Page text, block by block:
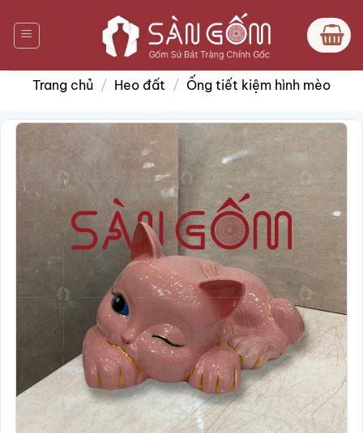
qua
nội
dung
Trang chủ / Heo đất / Ống tiết kiệm hình mèo